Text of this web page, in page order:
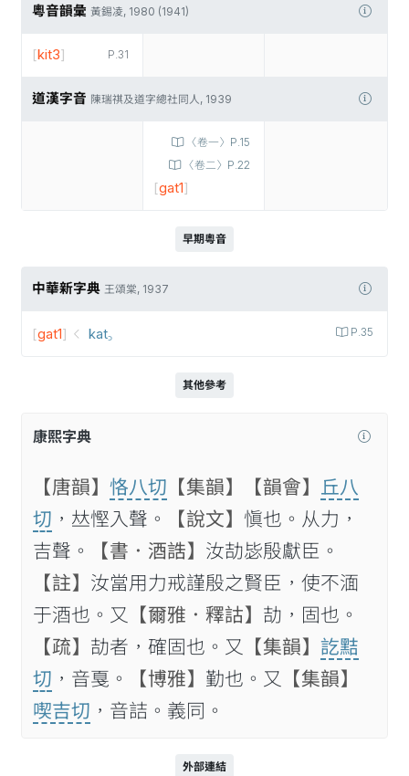
粵音韻彙 黃錫凌, 1980 (1941)
P.31
[kit3]
道漢字音 陳瑞祺及道字總社同人, 1939
〈卷一〉P.15
〈卷二〉P.22
[gat1]
早期粵音
中華新字典 王頌棠, 1937
P.35
[gat1] kat꜆
其他參考
康熙字典
【唐韻】 恪八切 【集韻】 【韻會】 丘八
切 ，𠀤慳入聲。 【說文】 愼也。从力，
吉聲。
【書．酒誥】 汝劼毖殷獻臣。
【註】 汝當用力戒謹殷之賢臣，使不湎
于酒也。又
【爾雅．釋詁】 劼，固也。
【疏】 劼者，確固也。又 【集韻】 訖黠
切 ，音戛。 【博雅】 勤也。又
【集韻】
喫吉切 ，音詰。義同。
外部連結